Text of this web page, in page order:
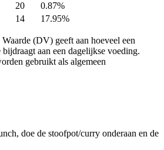
20
0.87%
14 17.95%
(DV) geeft aan hoeveel een
aan een dagelijkse voeding.
gebruikt als algemeen
doe de stoofpot/curry onderaan en de